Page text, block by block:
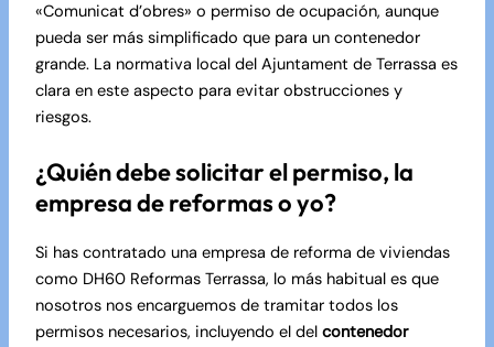
«Comunicat d’obres» o permiso de ocupación, aunque
pueda ser más simplificado que para un contenedor
grande. La normativa local del Ajuntament de Terrassa es
clara en este aspecto para evitar obstrucciones y
riesgos.
¿Quién debe solicitar el permiso, la
empresa de reformas o yo?
Si has contratado una empresa de reforma de viviendas
como DH60 Reformas Terrassa, lo más habitual es que
nosotros nos encarguemos de tramitar todos los
permisos necesarios, incluyendo el del contenedor